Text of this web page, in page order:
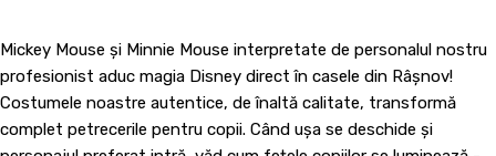
Mickey Mouse și Minnie Mouse interpretate de personalul nostru
profesionist aduc magia Disney direct în casele din Râșnov!
Costumele noastre autentice, de înaltă calitate, transformă
complet petrecerile pentru copii. Când ușa se deschide și